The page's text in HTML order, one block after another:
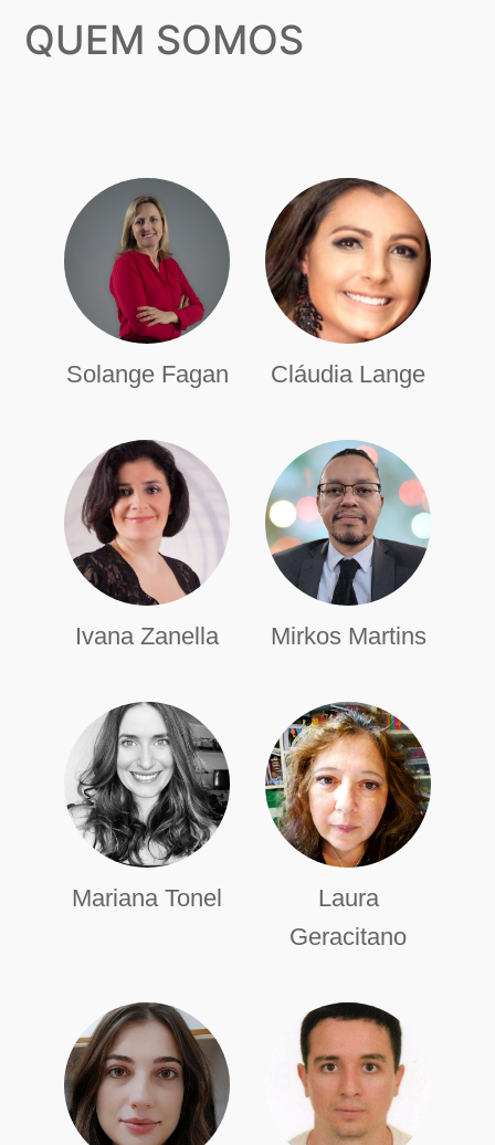
QUEM SOMOS
Solange Fagan Cláudia Lange
Ivana Zanella Mirkos Martins
Mariana Tonel
Laura
Geracitano